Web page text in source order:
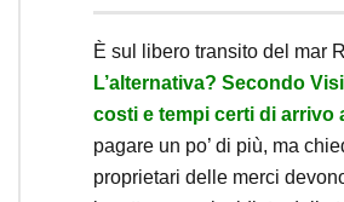
È sul libero transito del mar
L’alternativa? Secondo
costi e tempi certi di arrivo
pagare un po’ di più, ma
proprietari delle merci